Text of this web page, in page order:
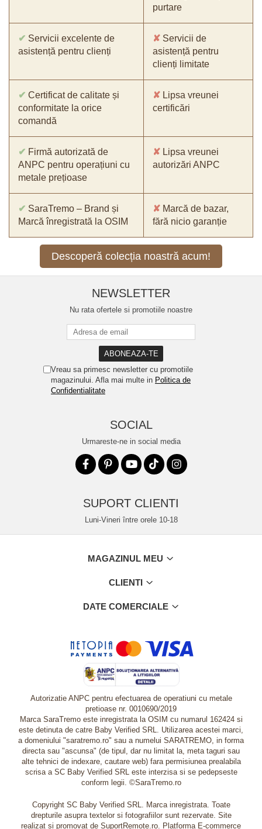
purtare
✔ Servicii excelente de
asistență pentru clienți
✘ Servicii de
asistență pentru
clienți limitate
✔ Certificat de calitate și
conformitate la orice
comandă
✘ Lipsa vreunei
certificări
✔ Firmă autorizată de
ANPC pentru operațiuni cu
metale prețioase
✘ Lipsa vreunei
autorizări ANPC
✔ SaraTremo – Brand și
Marcă înregistrată la OSIM
✘ Marcă de bazar,
fără nicio garanție
Descoperă colecția noastră acum!
NEWSLETTER
Nu rata ofertele si promotiile noastre
Vreau sa primesc newsletter cu promotiile
magazinului. Afla mai multe in Politica de
Confidentialitate
SOCIAL
Urmareste-ne in social media
SUPORT CLIENTI
Luni-Vineri între orele 10-18
MAGAZINUL MEU
CLIENTI
DATE COMERCIALE
Autorizatie ANPC pentru efectuarea de operatiuni cu metale
pretioase nr. 0010690/2019
Marca SaraTremo este inregistrata la OSIM cu numarul 162424 si
este detinuta de catre Baby Verified SRL. Utilizarea acestei marci,
a domeniului "saratremo.ro" sau a numelui SARATREMO, in forma
directa sau "ascunsa" (de tipul, dar nu limitat la, meta taguri sau
alte tehnici de indexare, cautare web) fara permisiunea prealabila
scrisa a SC Baby Verified SRL este interzisa si se pedepseste
conform legii. ©SaraTremo.ro
Copyright SC Baby Verified SRL. Marca inregistrata. Toate
drepturile asupra textelor si fotografiilor sunt rezervate. Site
realizat si promovat de SuportRemote.ro. Platforma E-commerce